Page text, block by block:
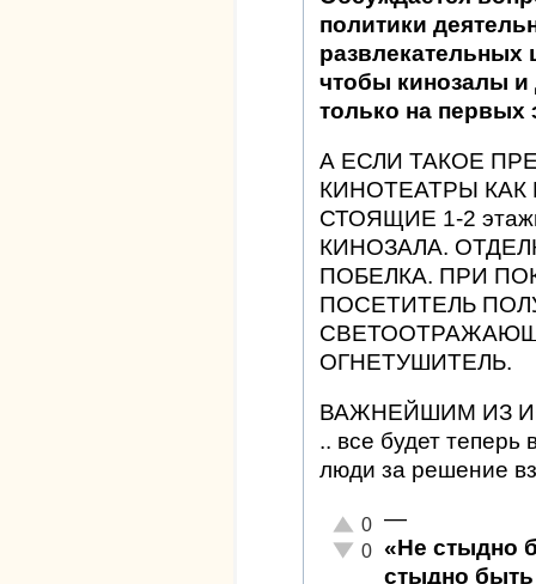
политики
развлекательных
чтобы кинозалы
только на первых
А ЕСЛИ ТАКОЕ
КИНОТЕАТРЫ КАК
СТОЯЩИЕ 1-2
КИНОЗАЛА.
ПОБЕЛКА. ПРИ
ПОСЕТИТЕЛЬ
ОГНЕТУШИТЕЛЬ.
ВАЖНЕЙШИМ ИЗ
.. все будет
люди за решение
Отлично!
0
Неадекватно!
0
—
«Не стыдно
стыдно быть